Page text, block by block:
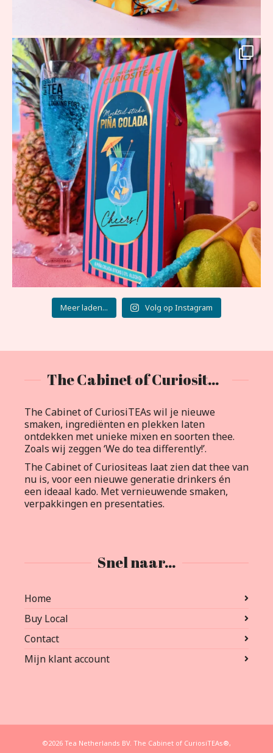
Meer laden... Volg op Instagram
The Cabinet of Curiositeas
The Cabinet of CuriosiTEAs wil je nieuwe
smaken, ingrediënten en plekken laten
ontdekken met unieke mixen en soorten thee.
Zoals wij zeggen ‘We do tea differently!’.
The Cabinet of Curiositeas laat zien dat thee van
nu is, voor een nieuwe generatie drinkers én
een ideaal kado. Met vernieuwende smaken,
verpakkingen en presentaties.
Snel naar…
Home
Buy Local
Contact
Mijn klant account
©2026 Tea Netherlands BV. The Cabinet of CuriosiTEAs®,